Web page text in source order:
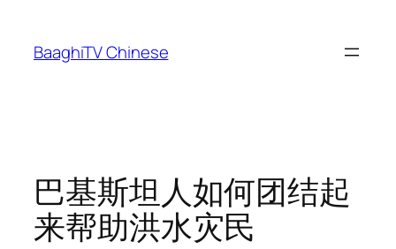
content
BaaghiTV Chinese
巴基斯坦人如何团结起
来帮助洪水灾民